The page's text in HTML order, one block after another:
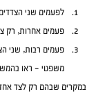
לפעמים שני הצדדים
פעמים אחרות, רק
פעמים רבות, שני
משפטי – ראו
במקרים שבהם רק לצד אחד